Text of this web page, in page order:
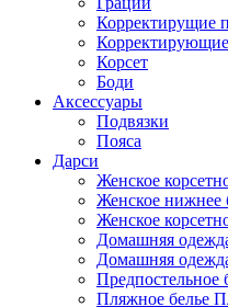
Корректирущие
Корсет
Боди
Аксессуары
Подвязки
Пояса
Дарси
Женское
Женское нижнее
Женское
Домашняя
Домашняя
Предпостельное
Пляжное белье